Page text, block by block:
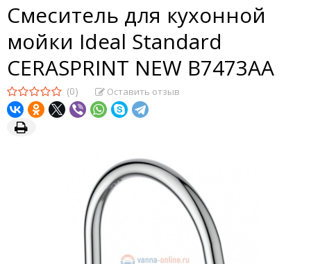
Смеситель для кухонной
мойки Ideal Standard
CERASPRINT NEW B7473AA
(0) Оставить отзыв